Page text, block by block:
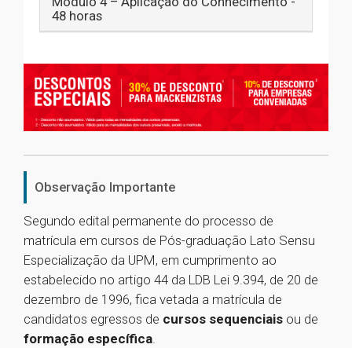
48 horas
Observação Importante
Segundo edital permanente do processo de
matrícula em cursos de Pós-graduação Lato Sensu
Especialização da UPM, em cumprimento ao
estabelecido no artigo 44 da LDB Lei 9.394, de 20 de
dezembro de 1996, fica vetada a matrícula de
candidatos egressos de cursos sequenciais ou de
formação específica.